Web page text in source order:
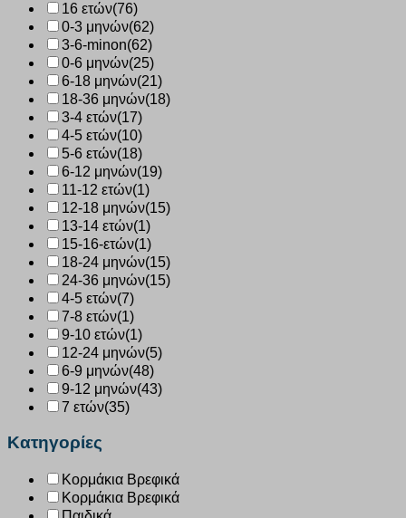
16 ετών(76)
0-3 μηνών(62)
3-6-minon(62)
0-6 μηνών(25)
6-18 μηνών(21)
18-36 μηνών(18)
3-4 ετών(17)
4-5 ετών(10)
5-6 ετών(18)
6-12 μηνών(19)
11-12 ετών(1)
12-18 μηνών(15)
13-14 ετών(1)
15-16-ετών(1)
18-24 μηνών(15)
24-36 μηνών(15)
4-5 ετών(7)
7-8 ετών(1)
9-10 ετών(1)
12-24 μηνών(5)
6-9 μηνών(48)
9-12 μηνών(43)
7 ετών(35)
Κατηγορίες
Κορμάκια Βρεφικά
Κορμάκια Βρεφικά